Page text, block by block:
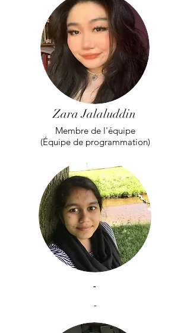
Zara Jalaluddin
Membre de l'équipe
(Équipe de programmation)
-
-